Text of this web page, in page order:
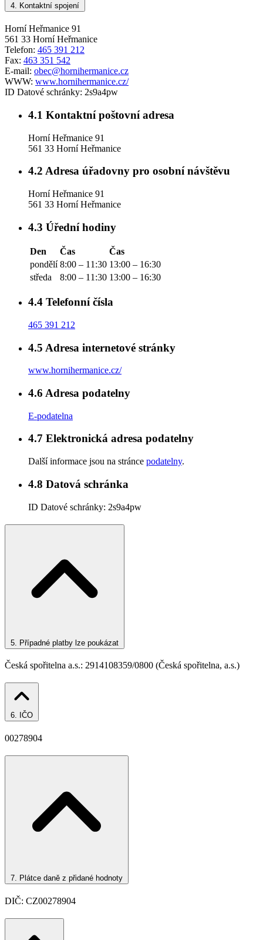
4. Kontaktní spojení
Horní Heřmanice 91
561 33 Horní Heřmanice
Telefon: 465 391 212
Fax: 463 351 542
E-mail: obec@hornihermanice.cz
WWW: www.hornihermanice.cz/
ID Datové schránky: 2s9a4pw
4.1 Kontaktní poštovní adresa
Horní Heřmanice 91
561 33 Horní Heřmanice
4.2 Adresa úřadovny pro osobní návštěvu
Horní Heřmanice 91
561 33 Horní Heřmanice
4.3 Úřední hodiny
Den Čas
Čas
pondělí 8:00 – 11:30 13:00 – 16:30
středa
8:00 – 11:30 13:00 – 16:30
4.4 Telefonní čísla
465 391 212
4.5 Adresa internetové stránky
www.hornihermanice.cz/
4.6 Adresa podatelny
E-podatelna
4.7 Elektronická adresa podatelny
Další informace jsou na stránce podatelny.
4.8 Datová schránka
ID Datové schránky: 2s9a4pw
5. Případné platby lze poukázat
Česká spořitelna a.s.: 2914108359/0800 (Česká spořitelna, a.s.)
6. IČO
00278904
7. Plátce daně z přidané hodnoty
DIČ: CZ00278904